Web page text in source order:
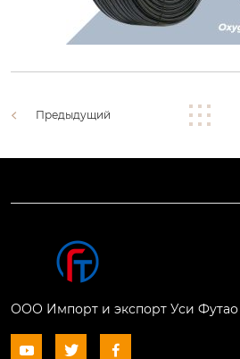
Предыдущий
ООО Импорт и экспорт Уси Футао
  